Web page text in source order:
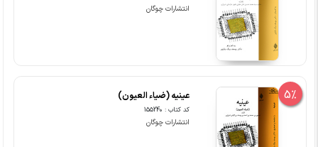
انتشارات چوگان
5% عینیه (ضیاء العیون)
کد کتاب : 155240
انتشارات چوگان